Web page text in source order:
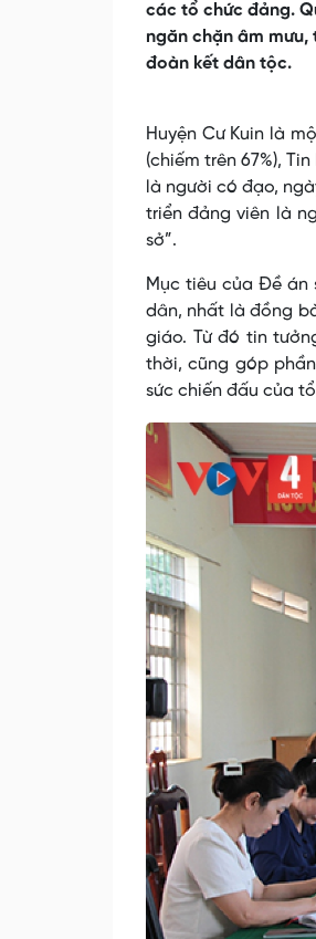
các tổ chức đảng.
ngăn chặn âm
đoàn kết dân tộc.
Huyện Cư Kuin là
(chiếm trên 67%),
là người có đạo,
triển đảng viên là
sở”.
Mục tiêu của Đề án
dân, nhất là đồng
giáo. Từ đó tin
thời, cũng góp
sức chiến đấu của